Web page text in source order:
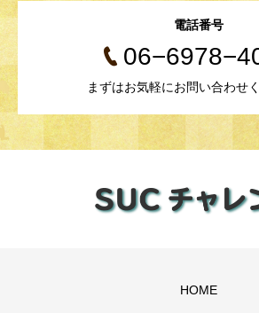
電話番号
まずはお気軽にお問い合わせく
HOME